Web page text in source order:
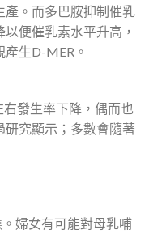
產。而多巴胺抑制催乳
便催乳素水平升高，
生D-MER。
發生率下降，偶而也
究顯示；多數會隨著
婦女有可能對母乳哺